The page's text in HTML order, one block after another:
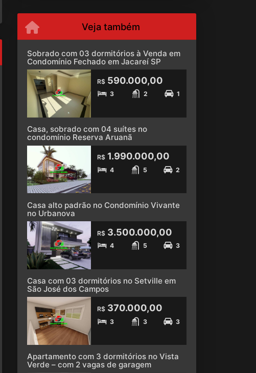
Veja também
Sobrado com 03 dormitórios à Venda em
Condomínio Fechado em Jacareí SP
R$590.000,00
3 2 1
Casa, sobrado com 04 suítes no
condomínio Reserva Aruanã
R$1.990.000,00
4 5 2
Casa alto padrão no Condomínio Vivante
no Urbanova
R$3.500.000,00
4 5 3
Casa com 03 dormitórios no Setville em
São José dos Campos
R$370.000,00
3 3 3
Apartamento com 3 dormitórios no Vista
Verde – com 2 vagas de garagem